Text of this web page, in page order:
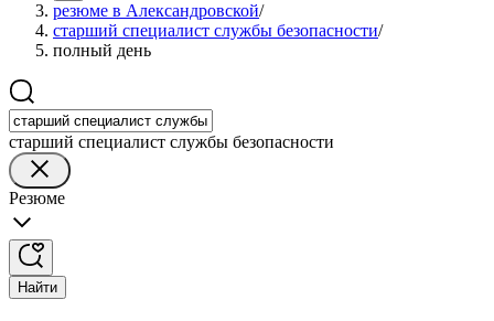
резюме в Александровской/
старший специалист службы безопасности/
полный день
старший специалист службы безопасности
Резюме
Найти